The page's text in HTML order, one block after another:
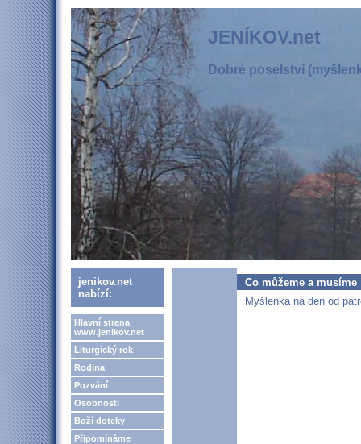
JENÍKOV.net
Dobré poselství
jenikov.net
nabízí:
Hlavní strana
www.jenikov.net
Liturgický rok
Rodina
Pozvání
Osobnosti
Boží doteky
Připomínáme
Co můžeme a musíme
Myšlenka na den od